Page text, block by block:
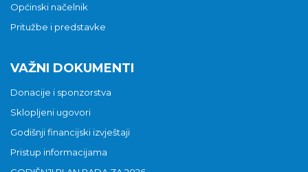
Općinski načelnik
Pritužbe i predstavke
VAŽNI DOKUMENTI
Donacije i sponzorstva
Sklopljeni ugovori
Godišnji financijski izvještaji
Pristup informacijama